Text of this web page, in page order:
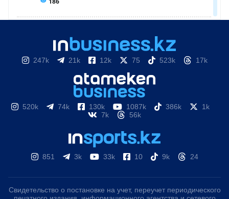
247k 21k 12k 75 523k 17k
520k 74k 130k 1087k 386k
1k
7k
56k
851 3k 33k 10 9k 24
Свидетельство о постановке на учет, переучет периодического